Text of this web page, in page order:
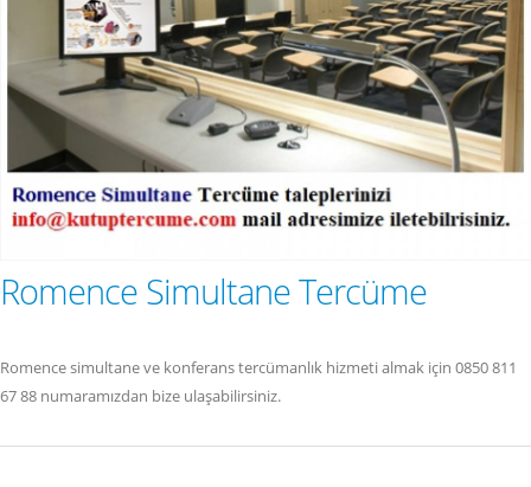
Romence Simultane Tercüme
Romence simultane ve konferans tercümanlık hizmeti almak için 0850 811
67 88 numaramızdan bize ulaşabilirsiniz.